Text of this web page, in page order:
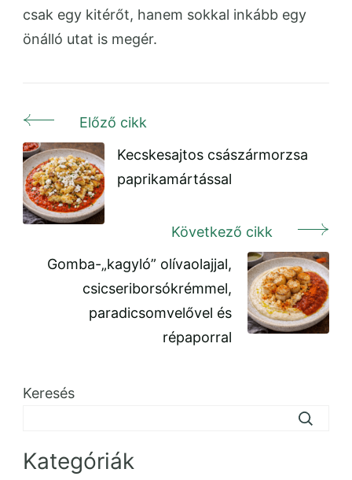
csak egy kitérőt, hanem sokkal inkább egy
önálló utat is megér.
Bejegyzés
navigáció
Előző cikk
Kecskesajtos császármorzsa
paprikamártással
Következő cikk
Gomba-„kagyló” olívaolajjal,
csicseriborsókrémmel,
paradicsomvelővel és
répaporral
Keresés
Kategóriák